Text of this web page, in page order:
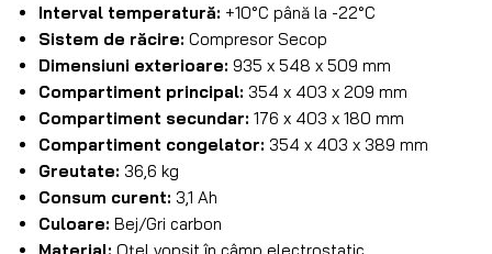
Interval temperatură: +10°C până la -22°C
Sistem de răcire: Compresor Secop
Dimensiuni exterioare: 935 x 548 x 509 mm
Compartiment principal: 354 x 403 x 209 mm
Compartiment secundar: 176 x 403 x 180 mm
Compartiment congelator: 354 x 403 x 389 mm
Greutate: 36,6 kg
Consum curent: 3,1 Ah
Culoare: Bej/Gri carbon
Material: Oțel vopsit în câmp electrostatic